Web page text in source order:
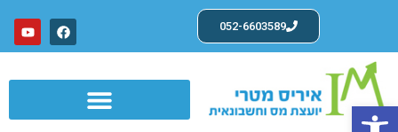
פתח סרגל נגישות
052-6603589